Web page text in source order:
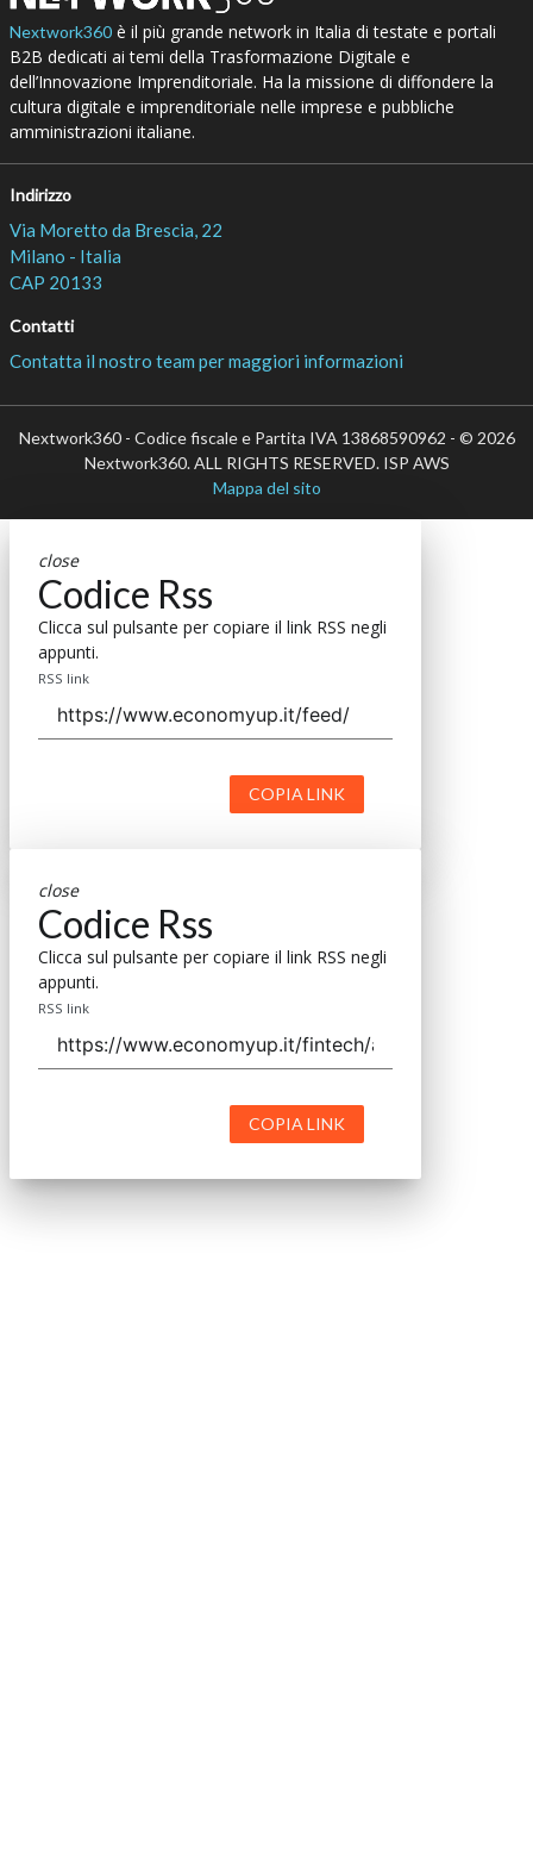
Nextwork360è il più grande network in Italia di testate e portali
B2B dedicati ai temi della Trasformazione Digitale e
dell’Innovazione Imprenditoriale. Ha la missione di diffondere la
cultura digitale e imprenditoriale nelle imprese e pubbliche
amministrazioni italiane.
Indirizzo
Via Moretto da Brescia, 22
Milano - Italia
CAP 20133
Contatti
Contatta il nostro team per maggiori informazioni
Nextwork360 - Codice fiscale e Partita IVA 13868590962 - © 2026
Nextwork360. ALL RIGHTS RESERVED. ISP AWS
Mappa del sito
close
Codice Rss
Clicca sul pulsante per copiare il link RSS negli
appunti.
RSS link
COPIA LINK
close
Codice Rss
Clicca sul pulsante per copiare il link RSS negli
appunti.
RSS link
COPIA LINK